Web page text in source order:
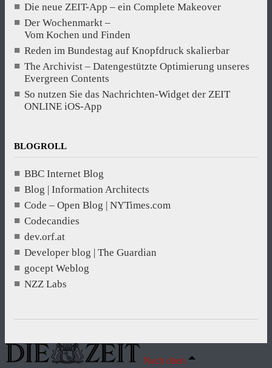
Die neue ZEIT-App – ein Complete Makeover
Der Wochenmarkt –
Vom Kochen und Finden
Reden im Bundestag auf Knopfdruck skalierbar
The Archivist – Datengestützte Optimierung unseres
Evergreen Contents
So nutzen Sie das Nachrichten-Widget der ZEIT
ONLINE iOS-App
BLOGROLL
BBC Internet Blog
Blog | Information Architects
Code – Open Blog | NYTimes.com
Codecandies
dev.orf.at
Developer blog | The Guardian
gocept Weblog
NZZ Labs
Nach oben